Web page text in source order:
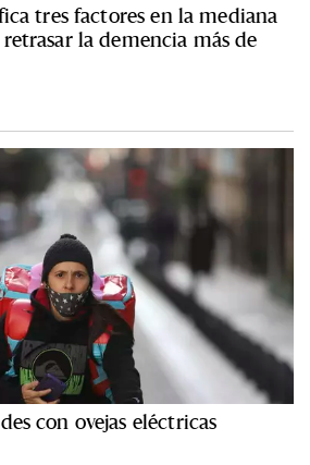
tres factores en la mediana
la demencia más de
con ovejas eléctricas